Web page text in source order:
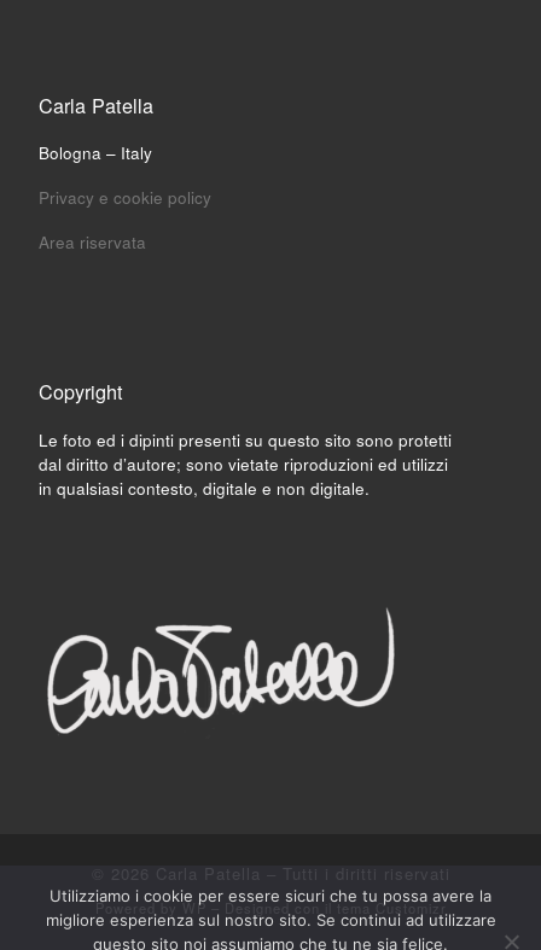
Carla Patella
Bologna – Italy
Privacy e cookie policy
Area riservata
Copyright
Le foto ed i dipinti presenti su questo sito sono protetti
dal diritto d’autore; sono vietate riproduzioni ed utilizzi
in qualsiasi contesto, digitale e non digitale.
© 2026 Carla Patella – Tutti i diritti riservati
Powered byWP– Designed con iltema Customizr
Utilizziamo i cookie per essere sicuri che tu possa avere la
migliore esperienza sul nostro sito. Se continui ad utilizzare
questo sito noi assumiamo che tu ne sia felice.